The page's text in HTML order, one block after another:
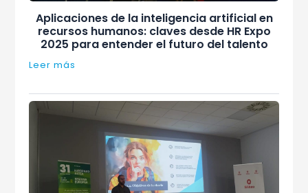
Aplicaciones de la inteligencia artificial en
recursos humanos: claves desde HR Expo
2025 para entender el futuro del talento
Leer más